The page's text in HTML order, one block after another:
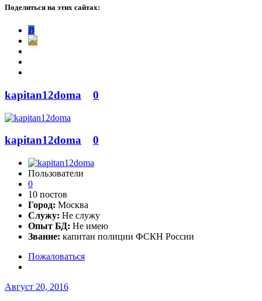
Поделиться на этих сайтах:
В
kapitan12doma 0
kapitan12doma 0
Пользователи
0
10 постов
Город: Москва
Служу: Не служу
Опыт БД: Не имею
Звание: капитан полиции ФСКН России
Пожаловаться
Август 20, 2016